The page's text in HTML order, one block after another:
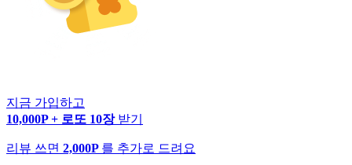
지금 가입하고
10,000P + 로또 10장 받기
리뷰 쓰면 2,000P 를 추가로 드려요